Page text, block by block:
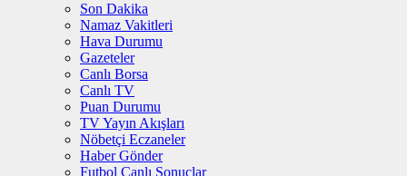
Son Dakika
Namaz Vakitleri
Hava Durumu
Gazeteler
Canlı Borsa
Canlı TV
Puan Durumu
TV Yayın Akışları
Nöbetçi Eczaneler
Haber Gönder
Futbol Canlı Sonuçlar